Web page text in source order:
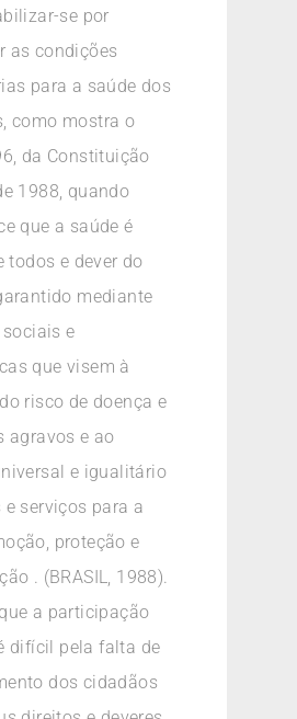
se por
as condições
para a saúde dos
como mostra o
da Constituição
1988, quando
que a saúde é
todos e dever do
mediante
e
que visem à
risco de doença e
agravos e ao
e igualitário
e serviços para a
proteção e
. (BRASIL, 1988).
a participação
difícil pela falta de
dos cidadãos